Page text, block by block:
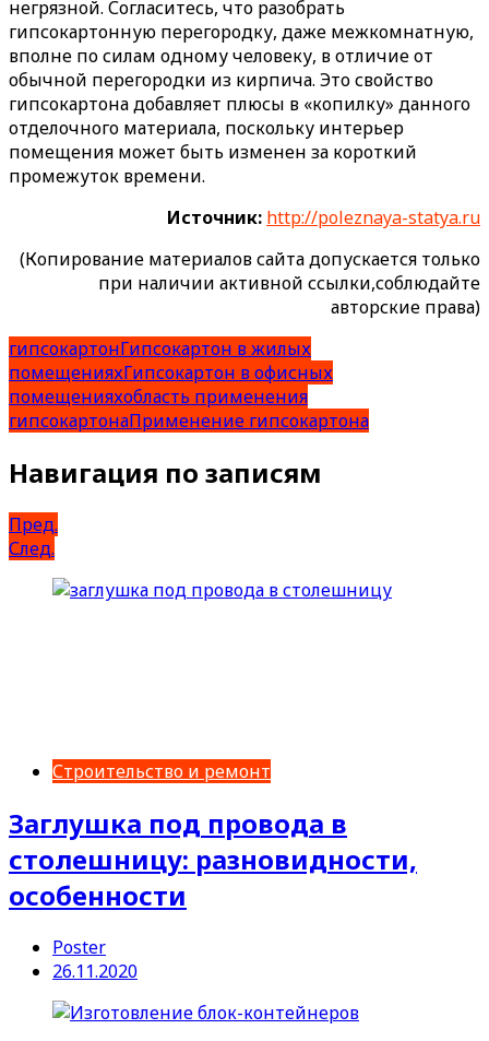
негрязной. Согласитесь, что разобрать
гипсокартонную перегородку, даже межкомнатную,
вполне по силам одному человеку, в отличие от
обычной перегородки из кирпича. Это свойство
гипсокартона добавляет плюсы в «копилку» данного
отделочного материала, поскольку интерьер
помещения может быть изменен за короткий
промежуток времени.
Источник: http://poleznaya-statya.ru
(Копирование материалов сайта допускается только
при наличии активной ссылки,соблюдайте
авторские права)
гипсокартонГипсокартон в жилых
помещенияхГипсокартон в офисных
помещенияхобласть применения
гипсокартонаПрименение гипсокартона
Навигация по записям
Пред.
След.
Строительство и ремонт
Заглушка под провода в
столешницу: разновидности,
особенности
Poster
26.11.2020